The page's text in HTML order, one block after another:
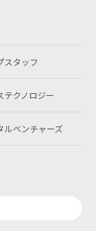
スタッフ
テクノロジー
ルベンチャーズ